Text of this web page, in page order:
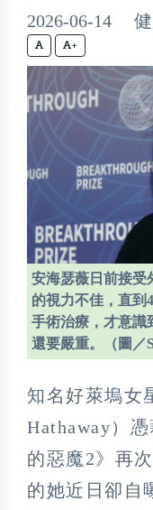
2026-06-14 健
+
安海瑟薇日前接受
的視力不佳，直到
手術治療，才意識
還要嚴重。（圖／
知名好萊塢女
Hathaway）
的惡魔2》再
的她近日卻自